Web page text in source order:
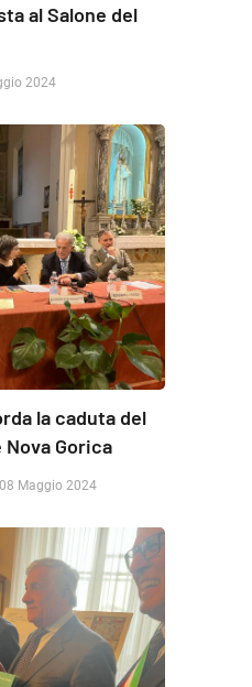
al Salone del
2024
la caduta del
Gorica
Maggio 2024